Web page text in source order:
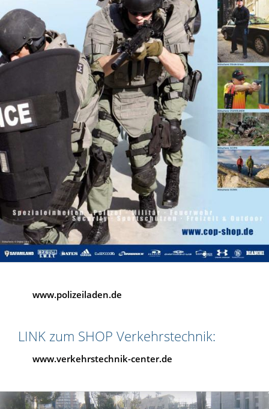
www.polizeiladen.de
LINK zum SHOP Verkehrstechnik:
www.verkehrstechnik-center.de